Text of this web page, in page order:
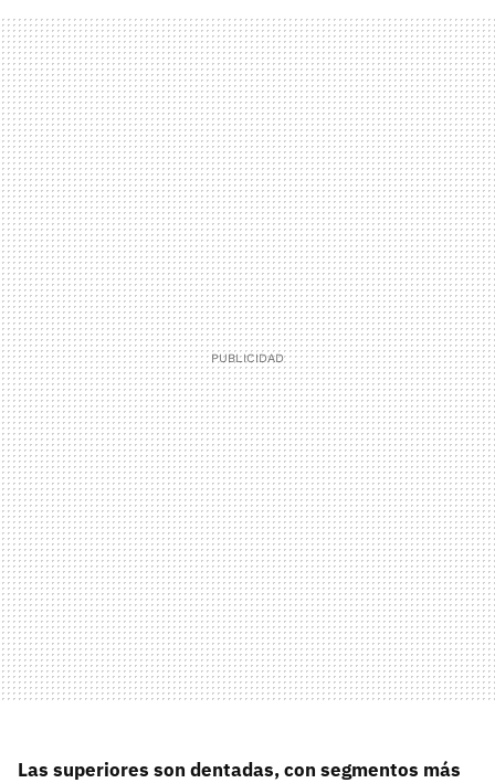
Las superiores son dentadas, con segmentos más